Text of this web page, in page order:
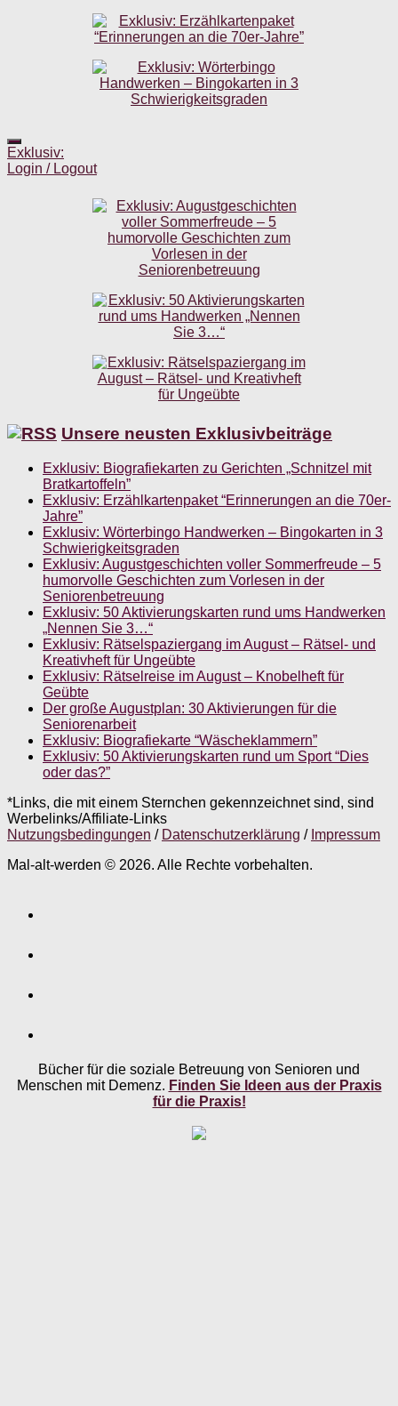
Exklusiv:
Login / Logout
Unsere neusten Exklusivbeiträge
Exklusiv: Biografiekarten zu Gerichten „Schnitzel mit
Bratkartoffeln”
Exklusiv: Erzählkartenpaket “Erinnerungen an die 70er-
Jahre”
Exklusiv: Wörterbingo Handwerken – Bingokarten in 3
Schwierigkeitsgraden
Exklusiv: Augustgeschichten voller Sommerfreude – 5
humorvolle Geschichten zum Vorlesen in der
Seniorenbetreuung
Exklusiv: 50 Aktivierungskarten rund ums Handwerken
„Nennen Sie 3…“
Exklusiv: Rätselspaziergang im August – Rätsel- und
Kreativheft für Ungeübte
Exklusiv: Rätselreise im August – Knobelheft für
Geübte
Der große Augustplan: 30 Aktivierungen für die
Seniorenarbeit
Exklusiv: Biografiekarte “Wäscheklammern”
Exklusiv: 50 Aktivierungskarten rund um Sport “Dies
oder das?”
*Links, die mit einem Sternchen gekennzeichnet sind, sind
Werbelinks/Affiliate-Links
Nutzungsbedingungen / Datenschutzerklärung / Impressum
Mal-alt-werden © 2026. Alle Rechte vorbehalten.
Bücher für die soziale Betreuung von Senioren und
Menschen mit Demenz. Finden Sie Ideen aus der Praxis
für die Praxis!